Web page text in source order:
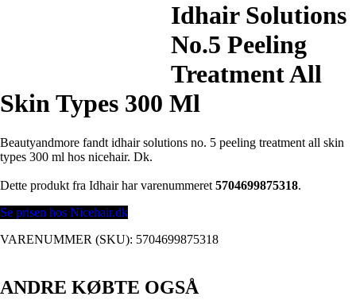
Idhair Solutions
No.5 Peeling
Treatment All
Skin Types 300 Ml
Beautyandmore fandt idhair solutions no. 5 peeling treatment all skin
types 300 ml hos nicehair. Dk.
Dette produkt fra Idhair har varenummeret 5704699875318.
Se prisen hos Nicehair.dk
VARENUMMER (SKU): 5704699875318
ANDRE KØBTE OGSÅ